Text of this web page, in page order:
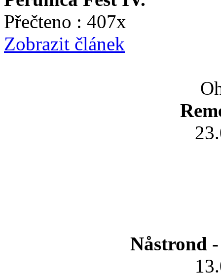
Přečteno : 407x
Zobrazit článek
Nåstrond